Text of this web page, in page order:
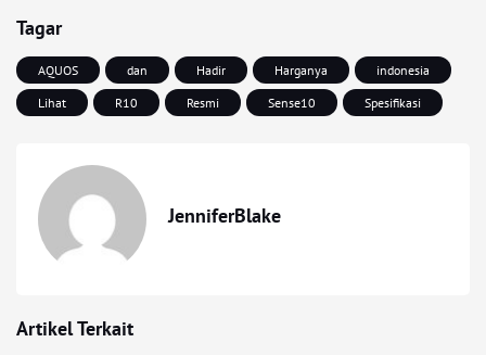
Tagar
AQUOS dan Hadir Harganya
indonesia
Lihat
R10 Resmi Sense10 Spesifikasi
JenniferBlake
Artikel Terkait